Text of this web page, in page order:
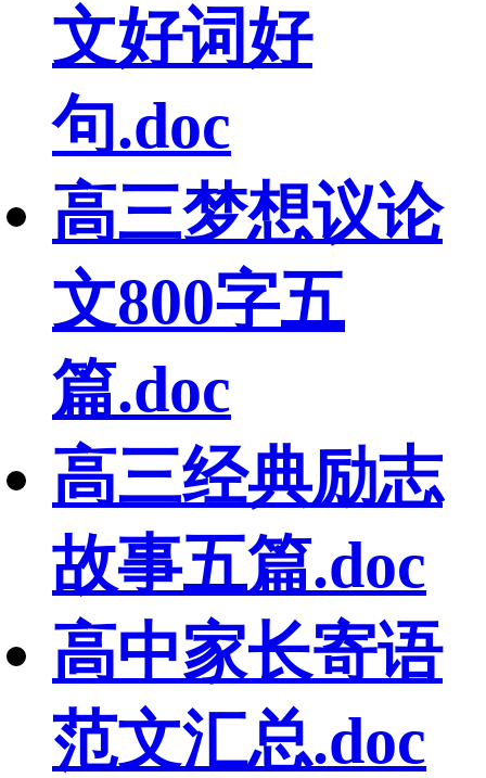
文好词好
句.doc
高三梦想议论
文800字五
篇.doc
高三经典励志
故事五篇.doc
高中家长寄语
范文汇总.doc